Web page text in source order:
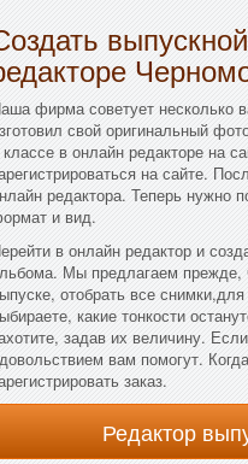
фирма советует несколько
свой оригинальный
в онлайн редакторе на
на сайте.
редактора. Теперь нужно
и вид.
в онлайн редактор и
Мы предлагаем прежде,
отобрать все
какие тонкости
задав их величину.
вам помогут.
заказ.
Редактор